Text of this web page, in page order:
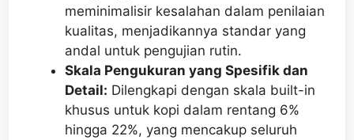
meminimalisir kesalahan dalam penilaian
kualitas, menjadikannya standar yang
andal untuk pengujian rutin.
Skala Pengukuran yang Spesifik dan
Detail: Dilengkapi dengan skala built-in
khusus untuk kopi dalam rentang 6%
hingga 22%, yang mencakup seluruh